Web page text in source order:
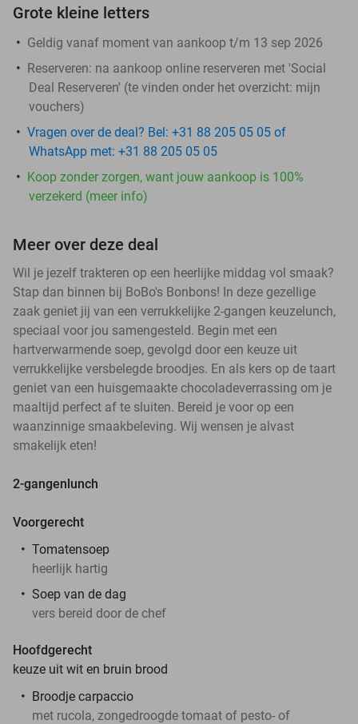
Grote kleine letters
Geldig vanaf moment van aankoop t/m 13 sep 2026
Reserveren: na aankoop online reserveren met 'Social
Deal Reserveren' (te vinden onder het overzicht: mijn
vouchers)
Vragen over de deal? Bel: +31 88 205 05 05 of
WhatsApp met: +31 88 205 05 05
Koop zonder zorgen, want jouw aankoop is 100%
verzekerd (meer info)
Meer over deze deal
Wil je jezelf trakteren op een heerlijke middag vol smaak?
Stap dan binnen bij BoBo's Bonbons! In deze gezellige
zaak geniet jij van een verrukkelijke 2-gangen keuzelunch,
speciaal voor jou samengesteld. Begin met een
hartverwarmende soep, gevolgd door een keuze uit
verrukkelijke versbelegde broodjes. En als kers op de taart
geniet van een huisgemaakte chocoladeverrassing om je
maaltijd perfect af te sluiten. Bereid je voor op een
waanzinnige smaakbeleving. Wij wensen je alvast
smakelijk eten!
2-gangenlunch
Voorgerecht
Tomatensoep
heerlijk hartig
Soep van de dag
vers bereid door de chef
Hoofdgerecht
keuze uit wit en bruin brood
Broodje carpaccio
met rucola, zongedroogde tomaat of pesto- of